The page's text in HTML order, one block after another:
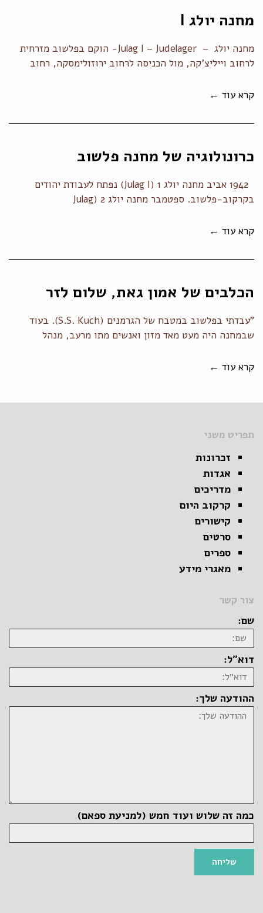
מחנה יולג I
מחנה יולג – Julag I – Judelager- הוקם בפלשוב מזרחית
לרחוב וייליצ'קה, מול הכניסה לרחוב ירוזולימסקה, רחוב
קרא עוד ←
כרונולוגיה של מחנה פלשוב
1942 אביב מחנה יולג 1 (Julag I) נפתח לעבודת יהודים
בקרקוב-פלשוב. ספטמבר מחנה יולג 2 (Julag
קרא עוד ←
הכלבים של אמון גאת, שלום לזר
"עבדתי בפלשוב במטבח של הגרמנים (S.S. Kuch). בעוד
שבמחנה היה מעט מאד מזון ואנשים מתו מרעב, מנהל
קרא עוד ←
תפריט משני
זכרונות
אגדות
מדריכים
קרקוב היום
קישורים
סרטים
ספרים
מאגרי מידע
צור קשר
שם:
דוא״ל:
ההודעה שלך:
כמה זה שלוש ועוד חמש (למניעת ספאם)
שליחה